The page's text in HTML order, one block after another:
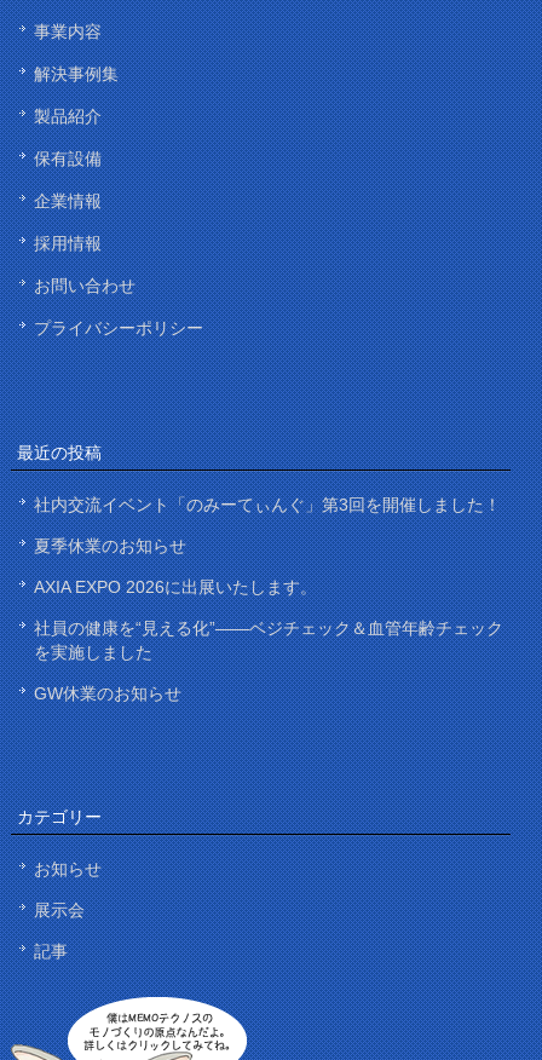
事業内容
解決事例集
製品紹介
保有設備
企業情報
採用情報
お問い合わせ
プライバシーポリシー
最近の投稿
社内交流イベント「のみーてぃんぐ」第3回を開催しました！
夏季休業のお知らせ
AXIA EXPO 2026に出展いたします。
社員の健康を“見える化”——ベジチェック＆血管年齢チェック
を実施しました
GW休業のお知らせ
カテゴリー
お知らせ
展示会
記事